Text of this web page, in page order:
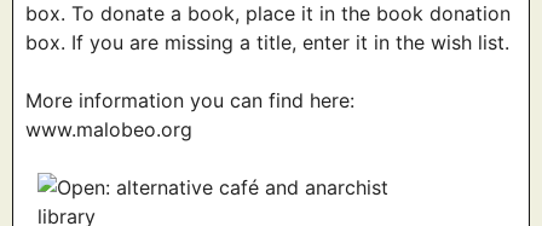
box. To donate a book, place it in the book donation
box. If you are missing a title, enter it in the wish list.
More information you can find here:
www.malobeo.org